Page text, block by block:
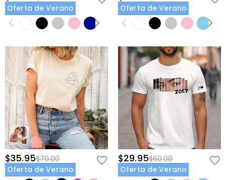
Oferta de Verano
Oferta de Verano
$35.95$70.00
Oferta de Verano
$29.95$60.00
Oferta de Verano